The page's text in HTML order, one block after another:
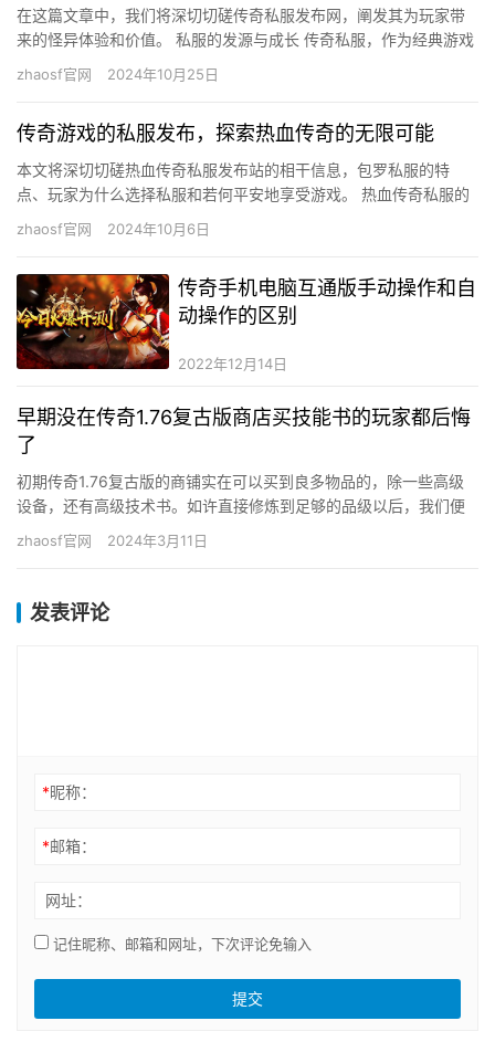
在这篇文章中，我们将深切切磋传奇私服发布网，阐发其为玩家带
来的怪异体验和价值。 私服的发源与成长 传奇私服，作为经典游戏
《传奇》的衍出产物，自降生以来就以其怪异的魅力吸引了年夜量
zhaosf官网 2024年10月25日
传奇游戏的私服发布，探索热血传奇的无限可能
本文将深切切磋热血传奇私服发布站的相干信息，包罗私服的特
点、玩家为什么选择私服和若何平安地享受游戏。 热血传奇私服的
吸引力 热血传奇作为一款经典的收集游戏，具有复杂的玩家根本和
zhaosf官网 2024年10月6日
传奇手机电脑互通版手动操作和自
动操作的区别
2022年12月14日
早期没在传奇1.76复古版商店买技能书的玩家都后悔
了
初期传奇1.76复古版的商铺实在可以买到良多物品的，除一些高级
设备，还有高级技术书。如许直接修炼到足够的品级以后，我们便
可以起头利用技术书了，如许学会技术也一样很是简单。可是年夜
zhaosf官网 2024年3月11日
发表评论
*昵称：
*邮箱：
网址：
记住昵称、邮箱和网址，下次评论免输入